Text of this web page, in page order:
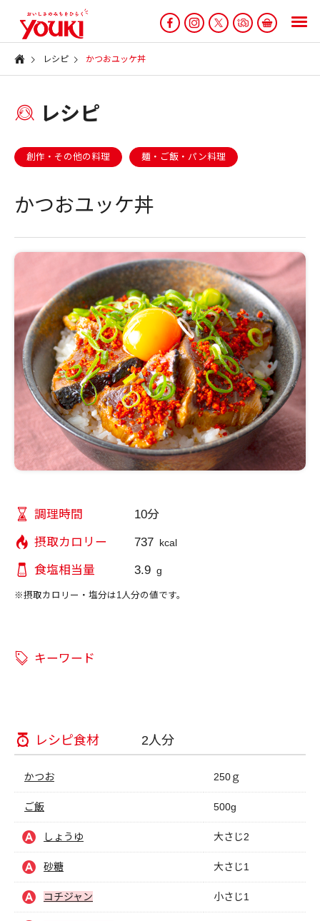
レシピ かつおユッケ丼
レシピ
創作・その他の料理 麺・ご飯・パン料理
かつおユッケ丼
調理時間 10分
摂取カロリー 737 kcal
食塩相当量 3.9 g
※摂取カロリー・塩分は1人分の値です。
キーワード
レシピ食材 2人分
かつお 250ｇ
ご飯 500g
しょうゆ 大さじ2
砂糖 大さじ1
コチジャン 小さじ1